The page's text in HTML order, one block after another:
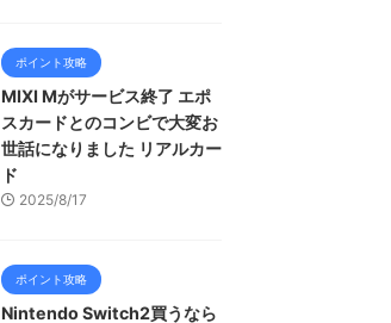
ポイント攻略
MIXI Mがサービス終了 エポ
スカードとのコンビで大変お
世話になりました リアルカー
ド
2025/8/17
ポイント攻略
Nintendo Switch2買うなら